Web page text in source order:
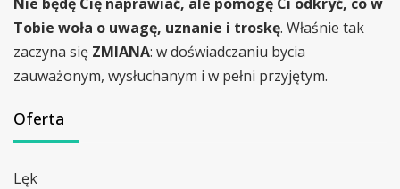
Tobie woła o uwagę, uznanie i troskę. Właśnie tak
zaczyna się ZMIANA: w doświadczaniu bycia
zauważonym, wysłuchanym i w pełni przyjętym.
Oferta
Lęk